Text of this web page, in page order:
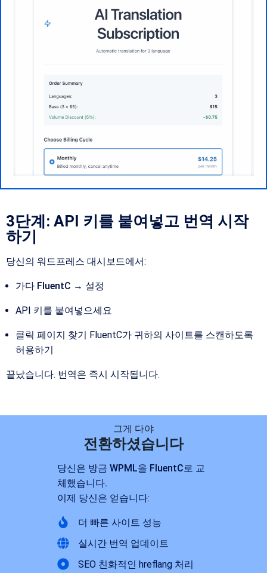
3단계: API 키를 붙여넣고 번역 시작
하기
당신의 워드프레스 대시보드에서:
가다 FluentC → 설정
API 키를 붙여넣으세요
클릭 페이지 찾기 FluentC가 귀하의 사이트를 스캔하도록
허용하기
끝났습니다. 번역은 즉시 시작됩니다.
그게 다야
전환하셨습니다
당신은 방금 WPML을 FluentC로 교
체했습니다.
이제 당신은 얻습니다:
더 빠른 사이트 성능
실시간 번역 업데이트
SEO 친화적인 hreflang 처리